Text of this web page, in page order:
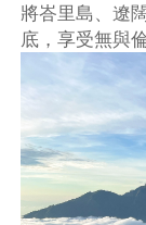
將峇里島、遼
底，享受無與